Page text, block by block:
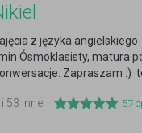
z języka
Ósmoklasisty, matura
Zapraszam :)
53 inne
57